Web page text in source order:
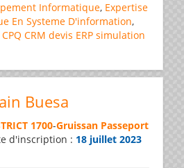
Informatique, Expertise
En Systeme D'information,
CPQ CRM devis ERP simulation
Buesa
1700-Gruissan Passeport
d'inscription : 18 juillet 2023